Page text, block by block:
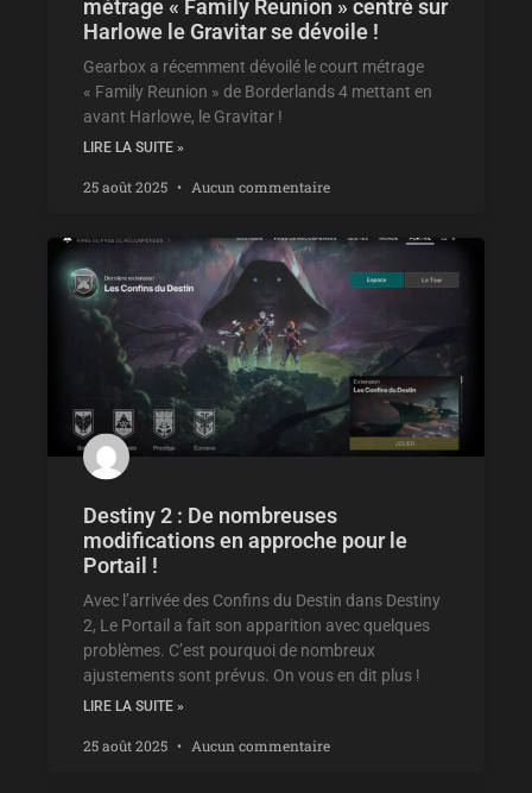
métrage « Family Reunion » centré sur
Harlowe le Gravitar se dévoile !
Gearbox a récemment dévoilé le court métrage
« Family Reunion » de Borderlands 4 mettant en
avant Harlowe, le Gravitar !
LIRE LA SUITE »
25 août 2025 Aucun commentaire
Destiny 2 : De nombreuses
modifications en approche pour le
Portail !
Avec l’arrivée des Confins du Destin dans Destiny
2, Le Portail a fait son apparition avec quelques
problèmes. C’est pourquoi de nombreux
ajustements sont prévus. On vous en dit plus !
LIRE LA SUITE »
25 août 2025 Aucun commentaire